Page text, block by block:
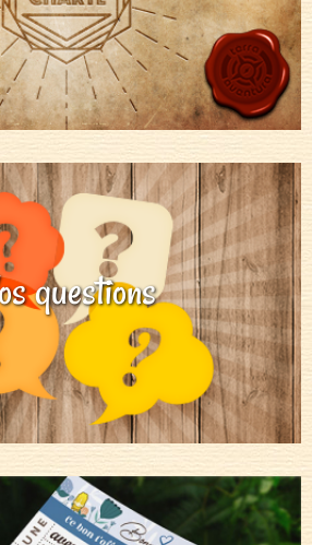
questions